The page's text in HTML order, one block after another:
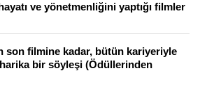
ve yönetmenliğini yaptığı filmler
son filmine kadar, bütün kariyeriyle
bir söyleşi (Ödüllerinden